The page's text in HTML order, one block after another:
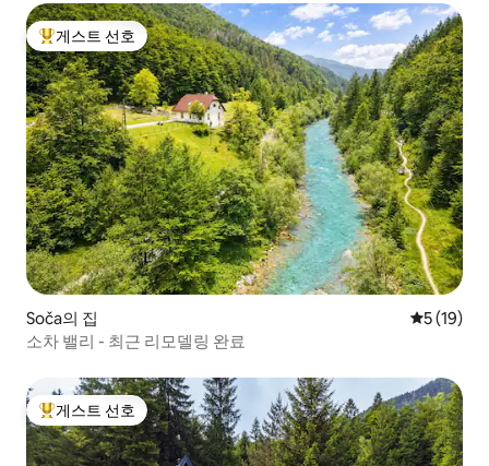
상위 게스트 선호
게스트 선호
Soča의 집 평점 5점
5 (19)
소차 밸리 - 최근 리모델링 완료
상위 게스트 선호
게스트 선호